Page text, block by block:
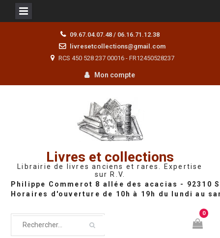
09.67.04.07.48 / 06.16.71.12.38
livresetcollections@gmail.com
RCS 450 528 237 00016 - FR12450528237
Mon compte
Livres et collections
Librairie de livres anciens et rares. Expertise
sur R.V.
0